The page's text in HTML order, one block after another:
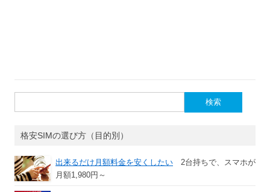
索:
格安SIMの選び方（目的別）
出来るだけ月額料金を安くしたい 2台持ちで、スマホが
月額1,980円～